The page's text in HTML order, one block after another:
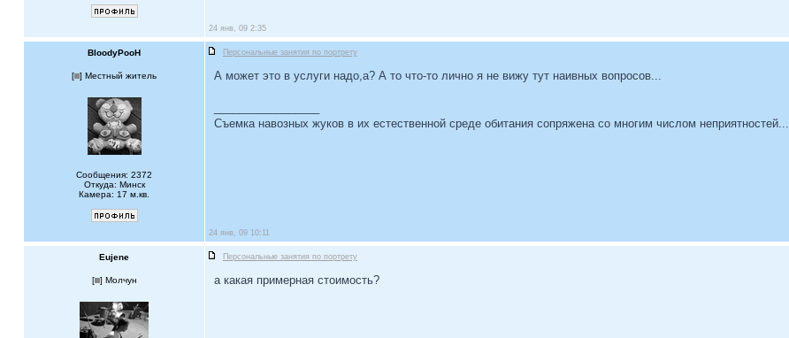
24 янв, 09 2:35
BloodyPooH Персональные занятия по портрету
[ ] Местный житель
Сообщения: 2372
Откуда: Минск
Камера: 17 м.кв.
А может это в услуги надо,а? А то что-то лично я не вижу тут наивных вопросов...
Съемка навозных жуков в их естественной среде обитания сопряжена со многим числом неприятностей...
24 янв, 09 10:11
Eujene Персональные занятия по портрету
[ ] Молчун а какая примерная стоимость?